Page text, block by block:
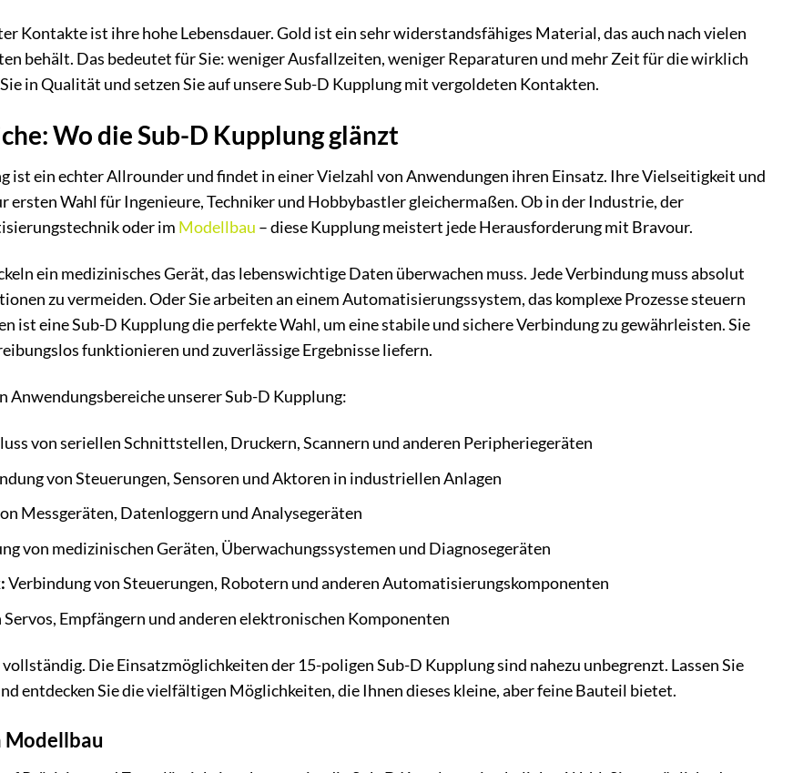
Kontakte ist ihre hohe Lebensdauer. Gold ist ein sehr widerstandsfähiges Material, das auch nach vielen
behält. Das bedeutet für Sie: weniger Ausfallzeiten, weniger Reparaturen und mehr Zeit für die wirklich
in Qualität und setzen Sie auf unsere Sub-D Kupplung mit vergoldeten Kontakten.
Wo die Sub-D Kupplung glänzt
ist ein echter Allrounder und findet in einer Vielzahl von Anwendungen ihren Einsatz. Ihre Vielseitigkeit und
ersten Wahl für Ingenieure, Techniker und Hobbybastler gleichermaßen. Ob in der Industrie, der
oder im Modellbau – diese Kupplung meistert jede Herausforderung mit Bravour.
ein medizinisches Gerät, das lebenswichtige Daten überwachen muss. Jede Verbindung muss absolut
zu vermeiden. Oder Sie arbeiten an einem Automatisierungssystem, das komplexe Prozesse steuern
ist eine Sub-D Kupplung die perfekte Wahl, um eine stabile und sichere Verbindung zu gewährleisten. Sie
funktionieren und zuverlässige Ergebnisse liefern.
Anwendungsbereiche unserer Sub-D Kupplung:
von seriellen Schnittstellen, Druckern, Scannern und anderen Peripheriegeräten
von Steuerungen, Sensoren und Aktoren in industriellen Anlagen
Messgeräten, Datenloggern und Analysegeräten
von medizinischen Geräten, Überwachungssystemen und Diagnosegeräten
Verbindung von Steuerungen, Robotern und anderen Automatisierungskomponenten
Servos, Empfängern und anderen elektronischen Komponenten
Die Einsatzmöglichkeiten der 15-poligen Sub-D Kupplung sind nahezu unbegrenzt. Lassen Sie
entdecken Sie die vielfältigen Möglichkeiten, die Ihnen dieses kleine, aber feine Bauteil bietet.
Modellbau